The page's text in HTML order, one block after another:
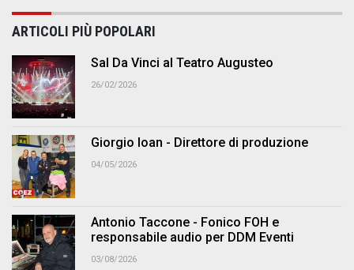
ARTICOLI PIÙ POPOLARI
Sal Da Vinci al Teatro Augusteo
26/02/2026
Giorgio Ioan - Direttore di produzione
04/05/2026
Antonio Taccone - Fonico FOH e
responsabile audio per DDM Eventi
03/08/2026